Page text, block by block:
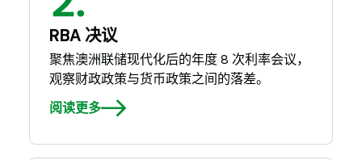
RBA 决议
聚焦澳洲联储现代化后的年度 8 次利率会议，
观察财政政策与货币政策之间的落差。
阅读更多